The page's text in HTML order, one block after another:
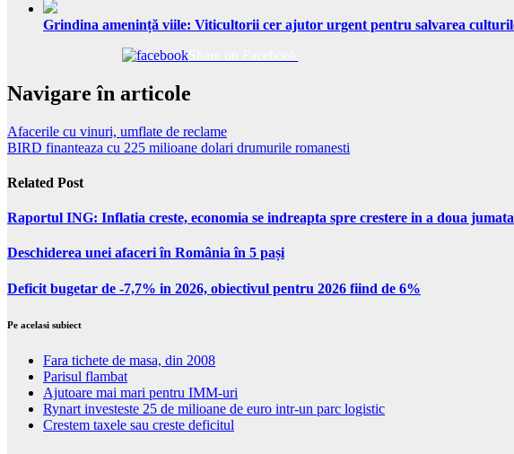
Grindina amenință viile: Viticultorii cer ajutor urgent pentru salvarea
Navigare în articole
Afacerile cu vinuri, umflate de reclame
BIRD finanteaza cu 225 milioane dolari drumurile romanesti
Related Post
Raportul ING: Inflatia creste, economia se indreapta spre crestere in a doua
Deschiderea unei afaceri în România în 5 pași
Deficit bugetar de -7,7% in 2026, obiectivul pentru 2026 fiind de 6%
Pe acelasi subiect
Fara tichete de masa, din 2008
Parisul flambat
Ajutoare mai mari pentru IMM-uri
Rynart investeste 25 de milioane de euro intr-un parc logistic
Crestem taxele sau creste deficitul